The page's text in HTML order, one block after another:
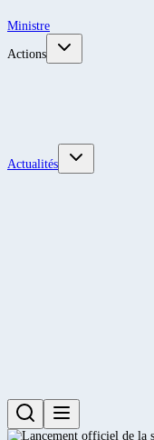
Ministre
Actions
Actualités